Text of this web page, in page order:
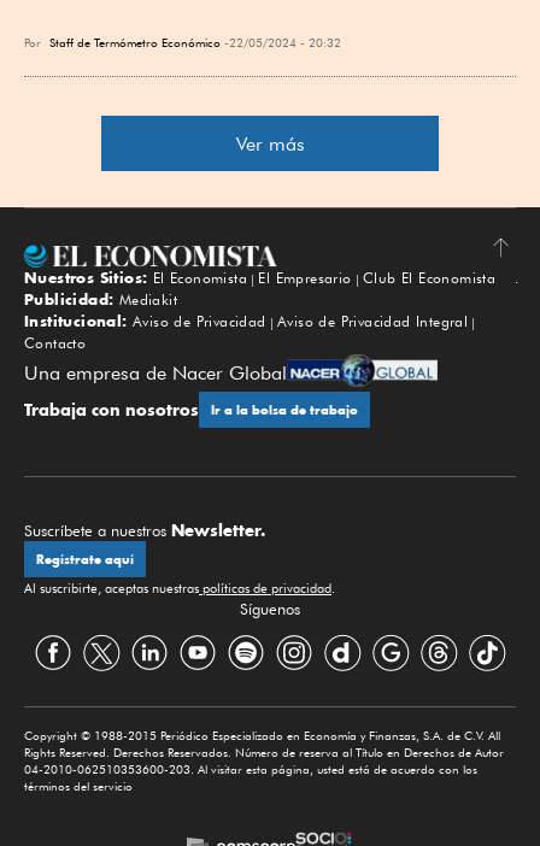
Por Staff de Termómetro Económico 22/05/2024 - 20:32
Ver más
Subir
Nuestros Sitios: El Economista El Empresario
Club El Economista
Publicidad: Mediakit
Institucional: Aviso de Privacidad
Aviso de Privacidad Integral
Contacto
Una empresa de Nacer Global
Trabaja con nosotros Ir a la bolsa de trabajo
Suscríbete a nuestros Newsletter.
Regístrate aquí
Al suscribirte, aceptas nuestras políticas de privacidad.
Síguenos
Copyright © 1988-2015 Periódico Especializado en Economía y Finanzas, S.A. de C.V. All
Rights Reserved. Derechos Reservados. Número de reserva al Título en Derechos de Autor
04-2010-062510353600-203. Al visitar esta página, usted está de acuerdo con los
términos del servicio